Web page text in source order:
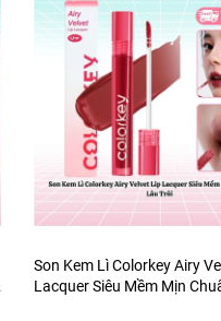
Son Kem Lì Colorkey Airy
Lacquer Siêu Mềm Mịn